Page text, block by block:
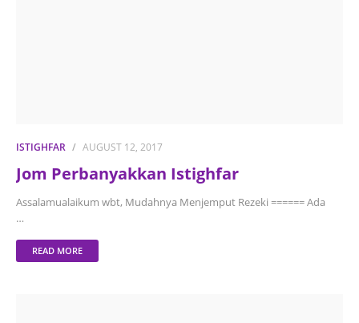
ISTIGHFAR AUGUST 12, 2017
Jom Perbanyakkan Istighfar
Assalamualaikum wbt, Mudahnya Menjemput Rezeki ====== Ada
…
READ MORE